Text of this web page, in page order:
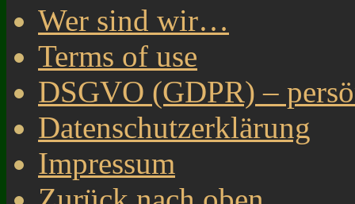
Wer sind wir…
Terms of use
DSGVO (GDPR) –
Datenschutzerklärung
Impressum